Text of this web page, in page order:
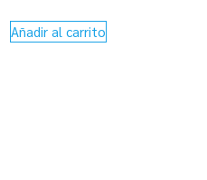
Añadir al carrito